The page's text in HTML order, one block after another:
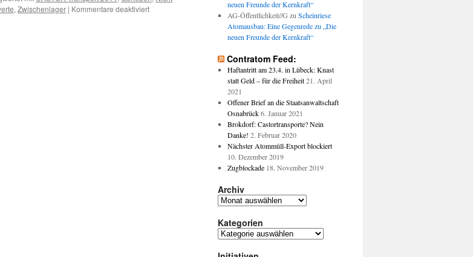
, Zwischenlager | Kommentare deaktiviertfür
neuen Freunde der Kernkraft“
AG-Öffentlichkeit//G zu Scheinriese
Atomausbau: Eine Gegenrede zu „Die
neuen Freunde der Kernkraft“
Contratom Feed:
Haftantritt am 23.4. in Lübeck: Knast
statt Geld – für die Freiheit 21. April
2021
Offener Brief an die Staatsanwaltschaft
Osnabrück 6. Januar 2021
Brokdorf: Castortransporte? Nein
Danke! 2. Februar 2020
Nächster Atommüll-Export blockiert
10. Dezember 2019
Zugblockade 18. November 2019
Archiv
Archiv
Kategorien
Kategorien